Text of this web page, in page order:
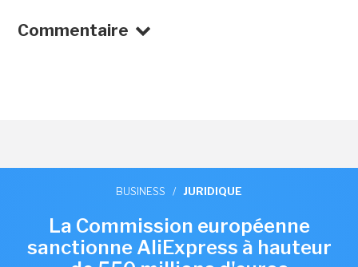
Commentaire
BUSINESS / JURIDIQUE
La Commission européenne
sanctionne AliExpress à hauteur